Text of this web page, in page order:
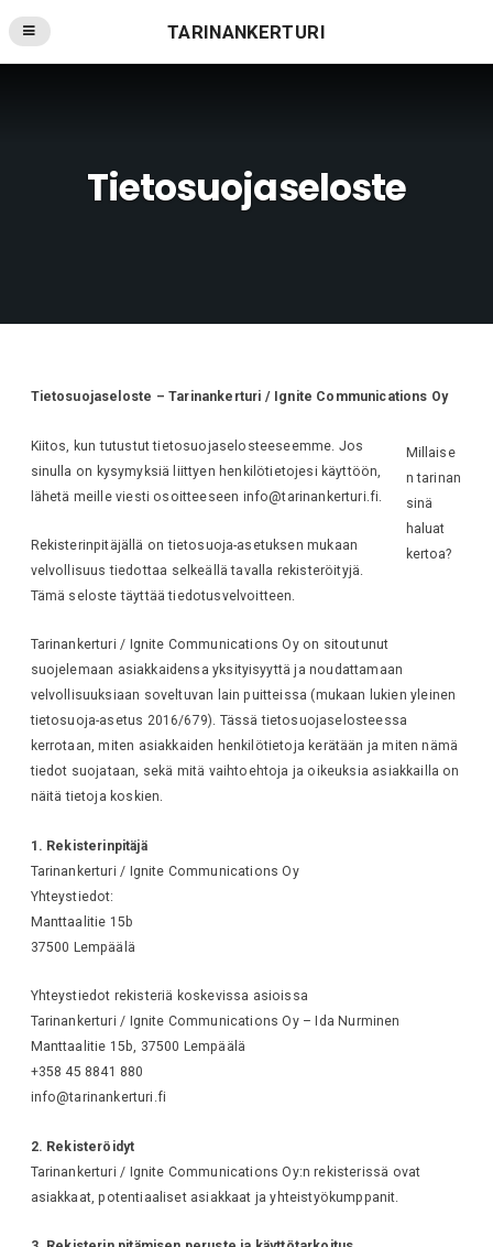
TARINANKERTURI
Tietosuojaseloste
Tietosuojaseloste – Tarinankerturi / Ignite Communications Oy
Millaise
n tarinan
sinä
haluat
kertoa?
Kiitos, kun tutustut tietosuojaselosteeseemme. Jos
sinulla on kysymyksiä liittyen henkilötietojesi käyttöön,
lähetä meille viesti osoitteeseen info@tarinankerturi.fi.
Rekisterinpitäjällä on tietosuoja-asetuksen mukaan
velvollisuus tiedottaa selkeällä tavalla rekisteröityjä.
Tämä seloste täyttää tiedotusvelvoitteen.
Tarinankerturi / Ignite Communications Oy on sitoutunut
suojelemaan asiakkaidensa yksityisyyttä ja noudattamaan
velvollisuuksiaan soveltuvan lain puitteissa (mukaan lukien yleinen
tietosuoja-asetus 2016/679). Tässä tietosuojaselosteessa
kerrotaan, miten asiakkaiden henkilötietoja kerätään ja miten nämä
tiedot suojataan, sekä mitä vaihtoehtoja ja oikeuksia asiakkailla on
näitä tietoja koskien.
1. Rekisterinpitäjä
Tarinankerturi / Ignite Communications Oy
Yhteystiedot:
Manttaalitie 15b
37500 Lempäälä
Yhteystiedot rekisteriä koskevissa asioissa
Tarinankerturi / Ignite Communications Oy – Ida Nurminen
Manttaalitie 15b, 37500 Lempäälä
+358 45 8841 880
info@tarinankerturi.fi
2. Rekisteröidyt
Tarinankerturi / Ignite Communications Oy:n rekisterissä ovat
asiakkaat, potentiaaliset asiakkaat ja yhteistyökumppanit.